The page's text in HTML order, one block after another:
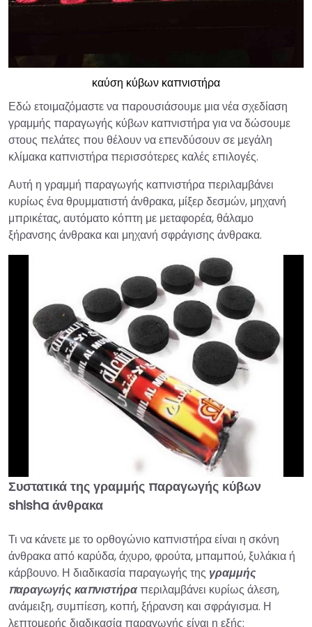
καύση κύβων καπνιστήρα
Εδώ ετοιμαζόμαστε να παρουσιάσουμε μια νέα σχεδίαση
γραμμής παραγωγής κύβων καπνιστήρα για να δώσουμε
στους πελάτες που θέλουν να επενδύσουν σε μεγάλη
κλίμακα καπνιστήρα περισσότερες καλές επιλογές.
Αυτή η γραμμή παραγωγής καπνιστήρα περιλαμβάνει
κυρίως ένα θρυμματιστή άνθρακα, μίξερ δεσμών, μηχανή
μπρικέτας, αυτόματο κόπτη με μεταφορέα, θάλαμο
ξήρανσης άνθρακα και μηχανή σφράγισης άνθρακα.
►
Συστατικά της γραμμής παραγωγής κύβων
shisha άνθρακα
Τι να κάνετε με το ορθογώνιο καπνιστήρα είναι η σκόνη
άνθρακα από καρύδα, άχυρο, φρούτα, μπαμπού, ξυλάκια ή
κάρβουνο. Η διαδικασία παραγωγής της γραμμής
παραγωγής καπνιστήραπεριλαμβάνει κυρίως άλεση,
ανάμειξη, συμπίεση, κοπή, ξήρανση και σφράγισμα. Η
λεπτομερής διαδικασία παραγωγής είναι η εξής: